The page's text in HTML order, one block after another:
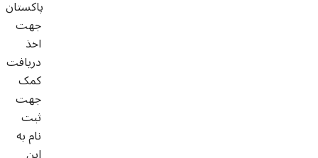
پاکستان
جهت
اخذ
دریافت
کمک
جهت
ثبت
نام به